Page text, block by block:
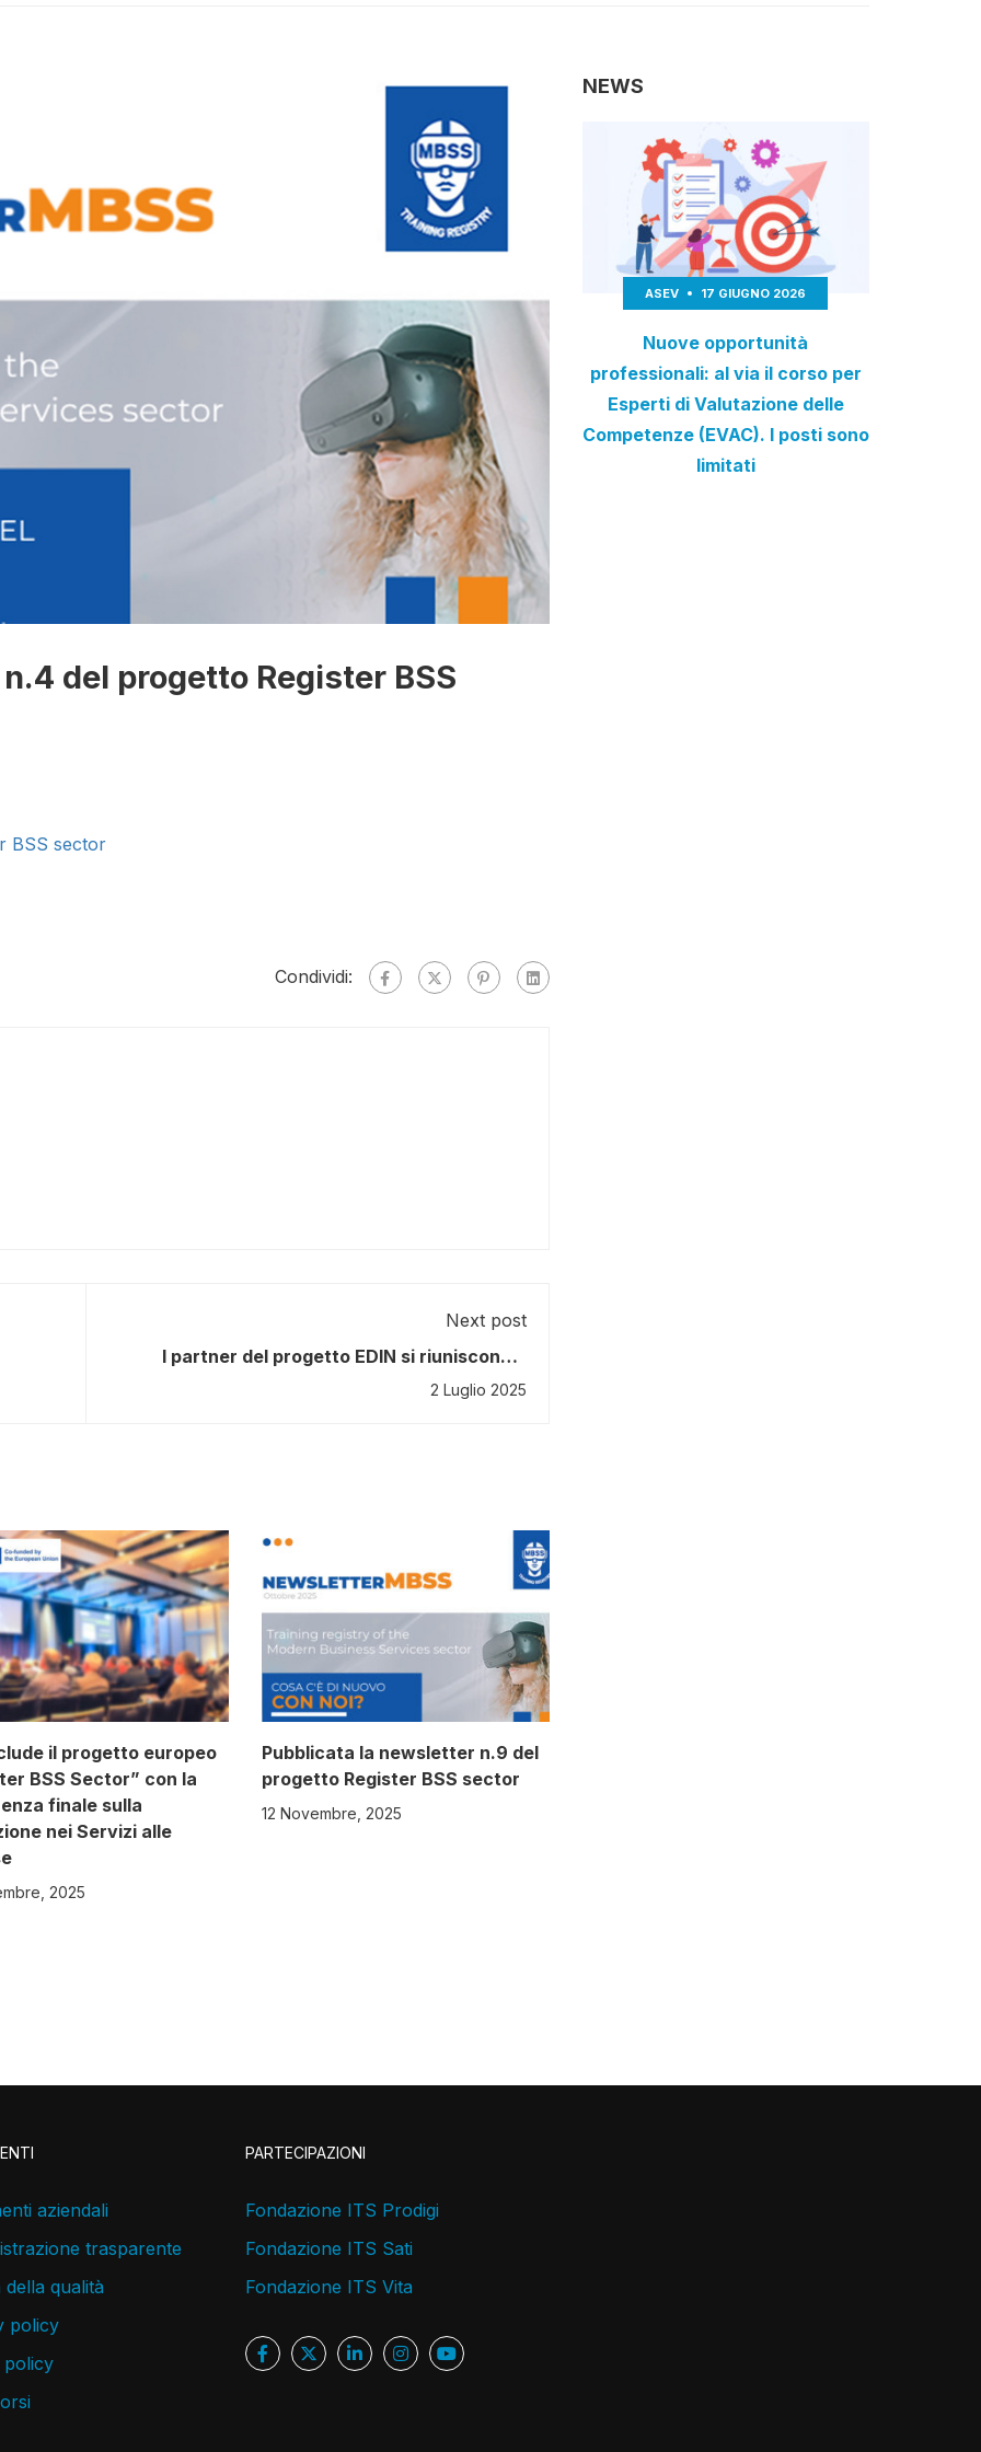
del progetto Register BSS
BSS sector
Condividi:
Next post
I partner del progetto EDIN si riuniscono a
Donegal per esplorare l’innovazione digitale
nelle aree rurali
2 Luglio 2025
il progetto europeo
BSS Sector” con la
finale sulla
nei Servizi alle
2025
Pubblicata la newsletter n.9 del
progetto Register BSS sector
12 Novembre, 2025
NEWS
ASEV 17 GIUGNO 2026
Nuove opportunità
professionali: al via il corso per
Esperti di Valutazione delle
Competenze (EVAC). I posti sono
limitati
aziendali
trasparente
della qualità
policy
policy
PARTECIPAZIONI
Fondazione ITS Prodigi
Fondazione ITS Sati
Fondazione ITS Vita